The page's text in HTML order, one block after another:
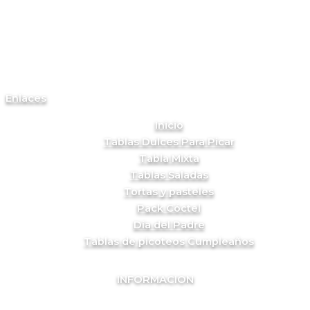
Enlaces
Inicio
Tablas Dulces Para Picar
Tabla Mixta
Tablas Saladas
Tortas y pasteles
Pack Cóctel
Día del Padre
Tablas de picoteos Cumpleaños
INFORMACION